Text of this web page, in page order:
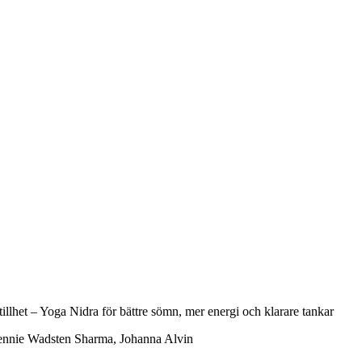
– Yoga Nidra för bättre sömn, mer energi och klarare tankar
Wadsten Sharma, Johanna Alvin